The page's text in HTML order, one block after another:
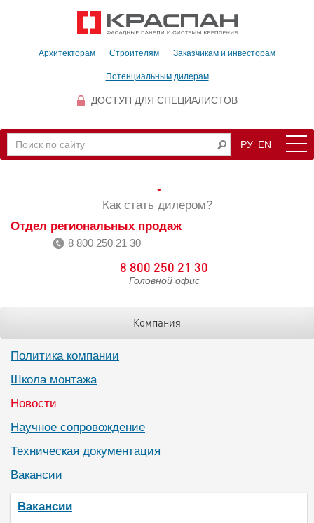
Архитекторам Строителям Заказчикам и инвесторам
Потенциальным дилерам
ДОСТУП ДЛЯ СПЕЦИАЛИСТОВ
РУ EN
Как стать дилером?
Отдел региональных продаж
8 800 250 21 30
8 800 250 21 30
Головной офис
Компания
Политика компании
Школа монтажа
Новости
Научное сопровождение
Техническая документация
Вакансии
Вакансии